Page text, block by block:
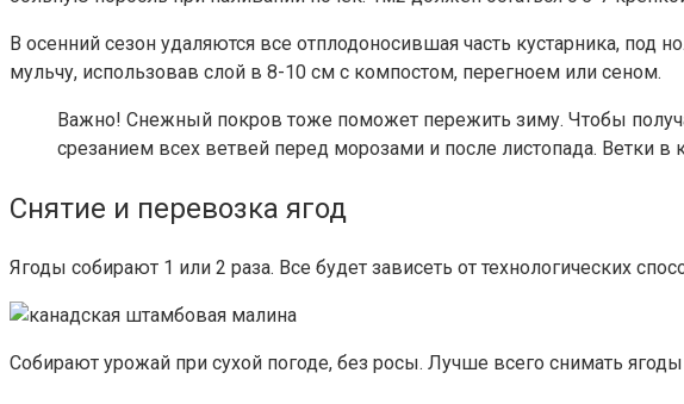
В осенний сезон удаляются все отплодоносившая часть кустарника,
мульчу, использовав слой в 8-10 см с компостом, перегноем или сеном.
Важно! Снежный покров тоже поможет пережить зиму. Чтобы
срезанием всех ветвей перед морозами и после листопада. Ветки в
Снятие и перевозка ягод
Ягоды собирают 1 или 2 раза. Все будет зависеть от технологических
Собирают урожай при сухой погоде, без росы. Лучше всего снимать